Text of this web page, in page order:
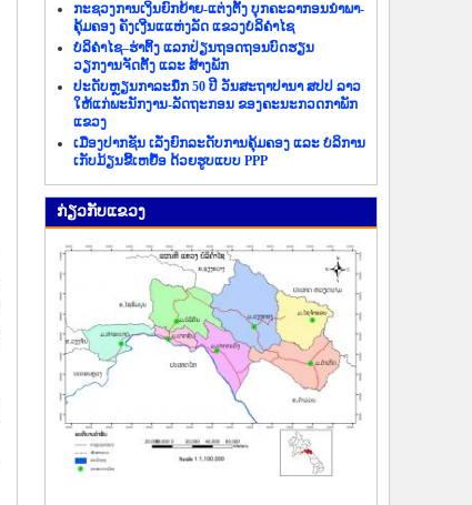
ກະຊວງການເງິນຍົກຍ້າຍ-ແຕ່ງຕັ້ງ ບຸກຄະລາກອນນຳພາ-
ຄຸ້ມຄອງ ຄັງເງີນແແຫ່ງລັດ ແຂວງບໍລິຄຳໄຊ
ບໍລິຄຳໄຊ–ຮ່າຕິ້ງ ແລກປ່ຽນຖອດຖອນບົດຮຽນ
ວຽກງານຈັດຕັ້ງ ແລະ ສ້າງພັກ
ປະດັບຫຼຽນກາລະນຶກ 50 ປີ ວັນສະຖາປານາ ສປປ ລາວ
ໃຫ້ແກ່ພະນັກງານ-ລັດຖະກອນ ຂອງຄະນະກວດກາພັກ
ແຂວງ
ເມືອງປາກຊັນ ເລັ່ງຍົກລະດັບການຄຸ້ມຄອງ ແລະ ບໍລິການ
ເກັບມ້ຽນຂີ້ເຫຍື້ອ ດ້ວຍຮູບແບບ PPP
ກ່ຽວ​ກັບ​ແຂວງ